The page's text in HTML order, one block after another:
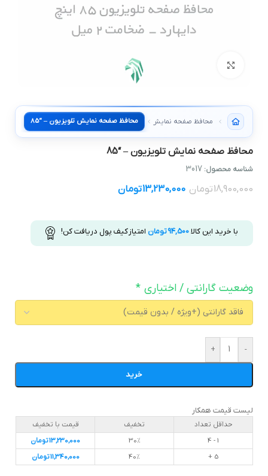
محافظ صفحه نمایش تلویزیونمحافظ صفحه نمایش تلویزیون – “85
محافظ صفحه نمایش تلویزیون – “85
شناسه محصول: 3017
18,900,000تومان 13,230,000تومان
با خرید این کالا94,500تومان امتیاز کیف پول دریافت کن!
وضعیت گارانتی / اختیاری *
-
+
خرید
لیست قیمت همکار
حداقل تعداد تخفیف
قیمت با تخفیف
1 - 4
30%
13,230,000تومان
5 +
40%
11,340,000تومان